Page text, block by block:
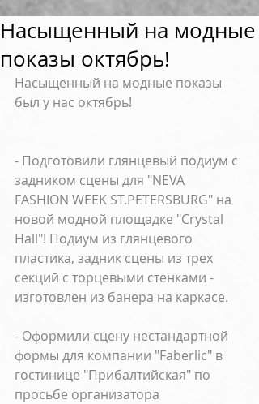
Насыщенный на модные
показы октябрь!
Насыщенный на модные показы
был у нас октябрь!
- Подготовили глянцевый подиум с
задником сцены для "NEVA
FASHION WEEK ST.PETERSBURG" на
новой модной площадке "Crystal
Hall"! Подиум из глянцевого
пластика, задник сцены из трех
секций с торцевыми стенками -
изготовлен из банера на каркасе.
- Оформили сцену нестандартной
формы для компании "Faberlic" в
гостинице "Прибалтийская" по
просьбе организатора